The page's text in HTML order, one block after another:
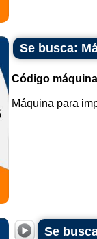
Se busca:
Código
Máquina para
Se